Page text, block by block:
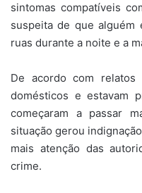
sintomas compatíveis
suspeita de que alguém
ruas durante a noite e a
De acordo com relatos
domésticos e estavam
começaram a passar
situação gerou
mais atenção das
crime.